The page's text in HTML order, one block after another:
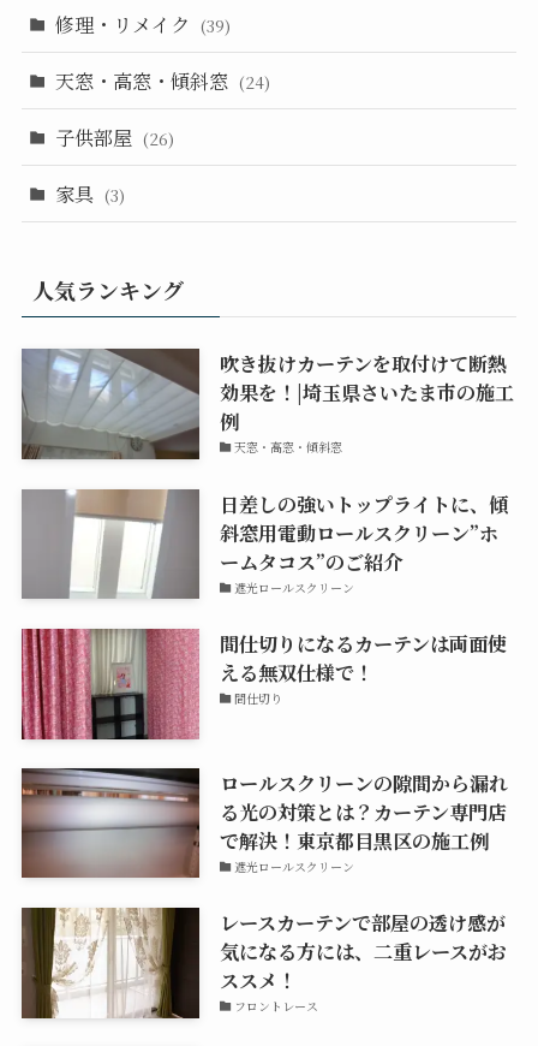
修理・リメイク (39)
天窓・高窓・傾斜窓 (24)
子供部屋 (26)
家具 (3)
人気ランキング
吹き抜けカーテンを取付けて断熱
効果を！|埼玉県さいたま市の施工
例
天窓・高窓・傾斜窓
日差しの強いトップライトに、傾
斜窓用電動ロールスクリーン”ホ
ームタコス”のご紹介
遮光ロールスクリーン
間仕切りになるカーテンは両面使
える無双仕様で！
間仕切り
ロールスクリーンの隙間から漏れ
る光の対策とは？カーテン専門店
で解決！東京都目黒区の施工例
遮光ロールスクリーン
レースカーテンで部屋の透け感が
気になる方には、二重レースがお
ススメ！
フロントレース